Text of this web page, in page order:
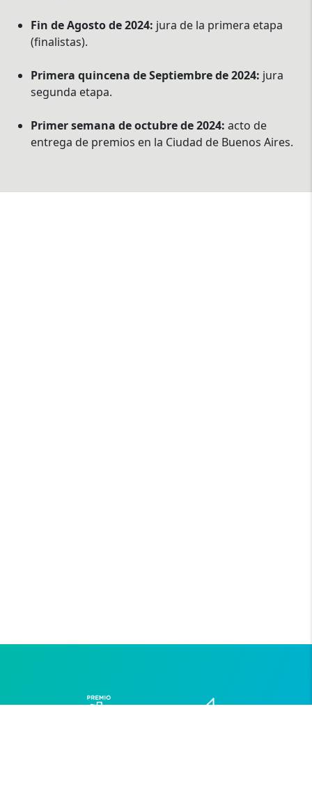
Fin de Agosto de 2024: jura de la primera etapa
(finalistas).
Primera quincena de Septiembre de 2024: jura
segunda etapa.
Primer semana de octubre de 2024: acto de
entrega de premios en la Ciudad de Buenos Aires.